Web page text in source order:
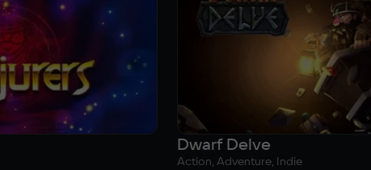
Dwarf Delve
Action, Adventure, Indie